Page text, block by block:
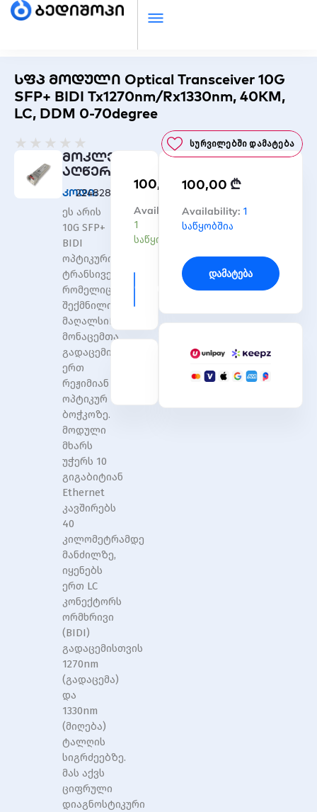
სფპ მოდული Optical Transceiver 10G
SFP+ BIDI Tx1270nm/Rx1330nm, 40KM,
LC, DDM 0-70degree
★ ★ ★ ★ ★
0
out
5
Სურვილებში Დამატება
მოკლე
აღწერა
კოდი:
2248285144900196
ეს არის
10G SFP+
BIDI
ოპტიკური
ტრანსივერი,
რომელიც
შექმნილია
მაღალსიჩქარიანი
მონაცემთა
გადაცემისთვის
ერთ
რეჟიმიან
ოპტიკურ
ბოჭკოზე.
მოდული
მხარს
უჭერს 10
გიგაბიტიან
Ethernet
კავშირებს
40
კილომეტრამდე
მანძილზე,
იყენებს
ერთ LC
კონექტორს
ორმხრივი
(BIDI)
გადაცემისთვის
1270nm
(გადაცემა)
და
1330nm
(მიღება)
ტალღის
სიგრძეებზე.
მას აქვს
ციფრული
დიაგნოსტიკური
100,00 ₾
Availability:
1
საწყობშია
რაოდენობა:
სფპ
მოდული
Transceiver
BIDI
Tx1270nm/Rx1330nm,
40KM,
Დამატება
100,00 ₾
Availability: 1
საწყობშია
რაოდენობა:
სფპ
Transceiver
10G
Tx1270nm/Rx1330nm,
LC,
Დამატება